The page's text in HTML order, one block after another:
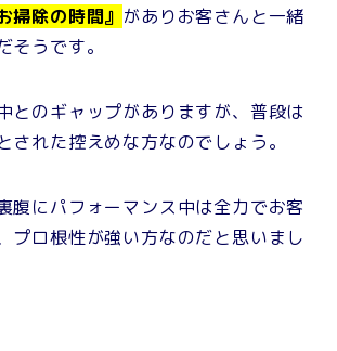
掃除の時間』 がありお客さんと一緒
そうです。
とのギャップがありますが、普段は
された控えめな方なのでしょう。
腹にパフォーマンス中は全力でお客
プロ根性が強い方なのだと思いまし